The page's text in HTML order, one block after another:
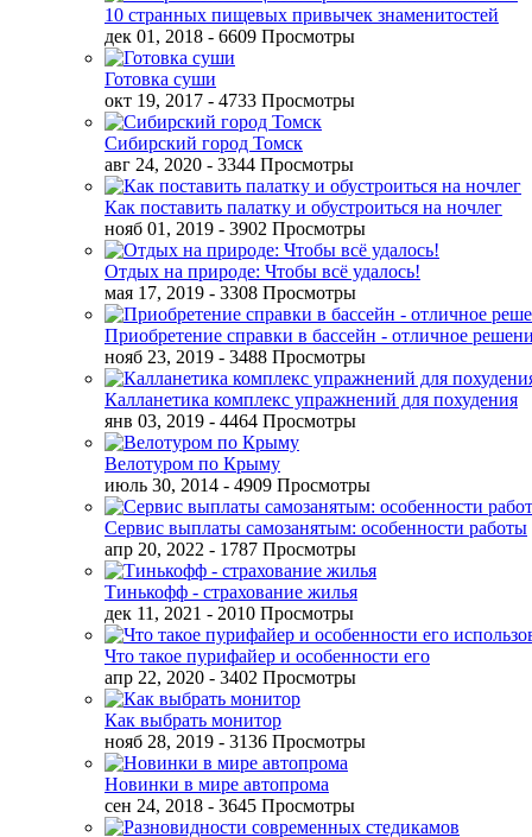
10 странных пищевых привычек знаменитостей
дек 01, 2018 - 6609 Просмотры
Готовка суши
окт 19, 2017 - 4733 Просмотры
Сибирский город Томск
авг 24, 2020 - 3344 Просмотры
Как поставить палатку и обустроиться на ночлег
нояб 01, 2019 - 3902 Просмотры
Отдых на природе: Чтобы всё удалось!
мая 17, 2019 - 3308 Просмотры
Приобретение справки в бассейн - отличное
нояб 23, 2019 - 3488 Просмотры
Калланетика комплекс упражнений для похудения
янв 03, 2019 - 4464 Просмотры
Велотуром по Крыму
июль 30, 2014 - 4909 Просмотры
Сервис выплаты самозанятым: особенности работы
апр 20, 2022 - 1787 Просмотры
Тинькофф - страхование жилья
дек 11, 2021 - 2010 Просмотры
Что такое пурифайер и особенности его
апр 22, 2020 - 3402 Просмотры
Как выбрать монитор
нояб 28, 2019 - 3136 Просмотры
Новинки в мире автопрома
сен 24, 2018 - 3645 Просмотры